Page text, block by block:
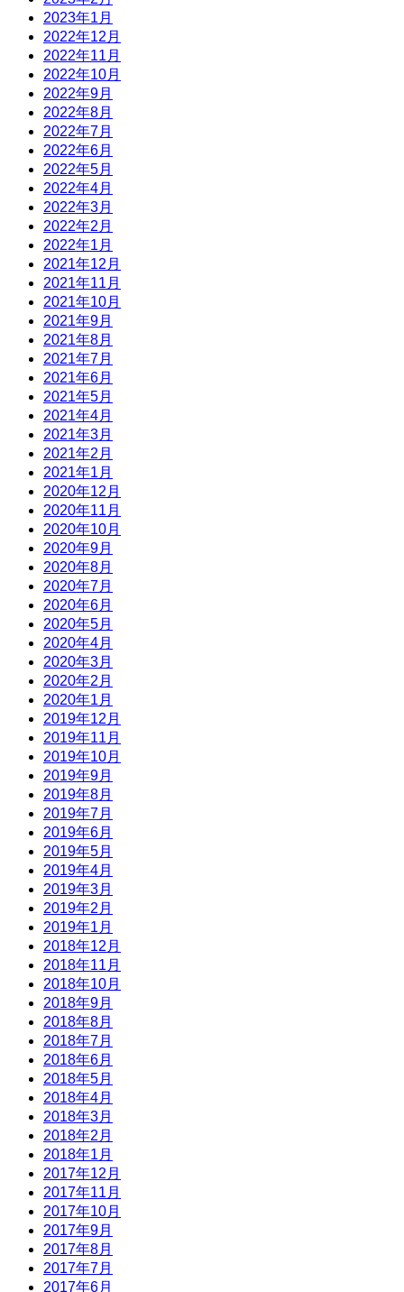
2023年1月
2022年12月
2022年11月
2022年10月
2022年9月
2022年8月
2022年7月
2022年6月
2022年5月
2022年4月
2022年3月
2022年2月
2022年1月
2021年12月
2021年11月
2021年10月
2021年9月
2021年8月
2021年7月
2021年6月
2021年5月
2021年4月
2021年3月
2021年2月
2021年1月
2020年12月
2020年11月
2020年10月
2020年9月
2020年8月
2020年7月
2020年6月
2020年5月
2020年4月
2020年3月
2020年2月
2020年1月
2019年12月
2019年11月
2019年10月
2019年9月
2019年8月
2019年7月
2019年6月
2019年5月
2019年4月
2019年3月
2019年2月
2019年1月
2018年12月
2018年11月
2018年10月
2018年9月
2018年8月
2018年7月
2018年6月
2018年5月
2018年4月
2018年3月
2018年2月
2018年1月
2017年12月
2017年11月
2017年10月
2017年9月
2017年8月
2017年7月
2017年6月